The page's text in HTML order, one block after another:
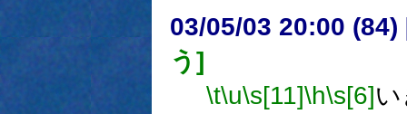
03/05/03 20:00 (84)
う]
\t\u\s[11]\h\s[6]